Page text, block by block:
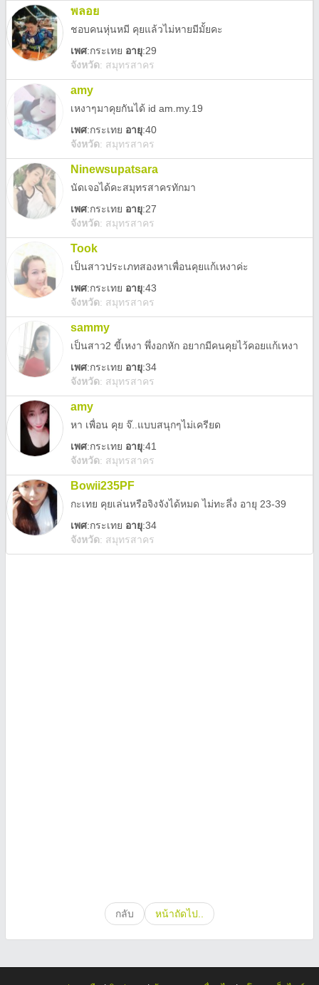
พลอย
ชอบคนหุ่นหมี คุยแล้วไม่หายมีมั้ยคะ
เพศ:กระเทย อายุ:29
จังหวัด: สมุทรสาคร
amy
เหงาๆมาคุยกันได้ id am.my.19
เพศ:กระเทย อายุ:40
จังหวัด: สมุทรสาคร
Ninewsupatsara
นัดเจอได้คะสมุทรสาครทักมา
เพศ:กระเทย อายุ:27
จังหวัด: สมุทรสาคร
Took
เป็นสาวประเภทสองหาเพื่อนคุยแก้เหงาค่ะ
เพศ:กระเทย อายุ:43
จังหวัด: สมุทรสาคร
sammy
เป็นสาว2 ขี้เหงา พึ่งอกหัก อยากมีคนคุยไว้คอยแก้เหงา
เพศ:กระเทย อายุ:34
จังหวัด: สมุทรสาคร
amy
หา เพื่อน คุย จ๊..แบบสนุกๆไม่เครียด
เพศ:กระเทย อายุ:41
จังหวัด: สมุทรสาคร
Bowii235PF
กะเทย คุยเล่นหรือจิงจังได้หมด ไม่ทะลึ่ง อายุ 23-39
เพศ:กระเทย อายุ:34
จังหวัด: สมุทรสาคร
กลับ หน้าถัดไป..